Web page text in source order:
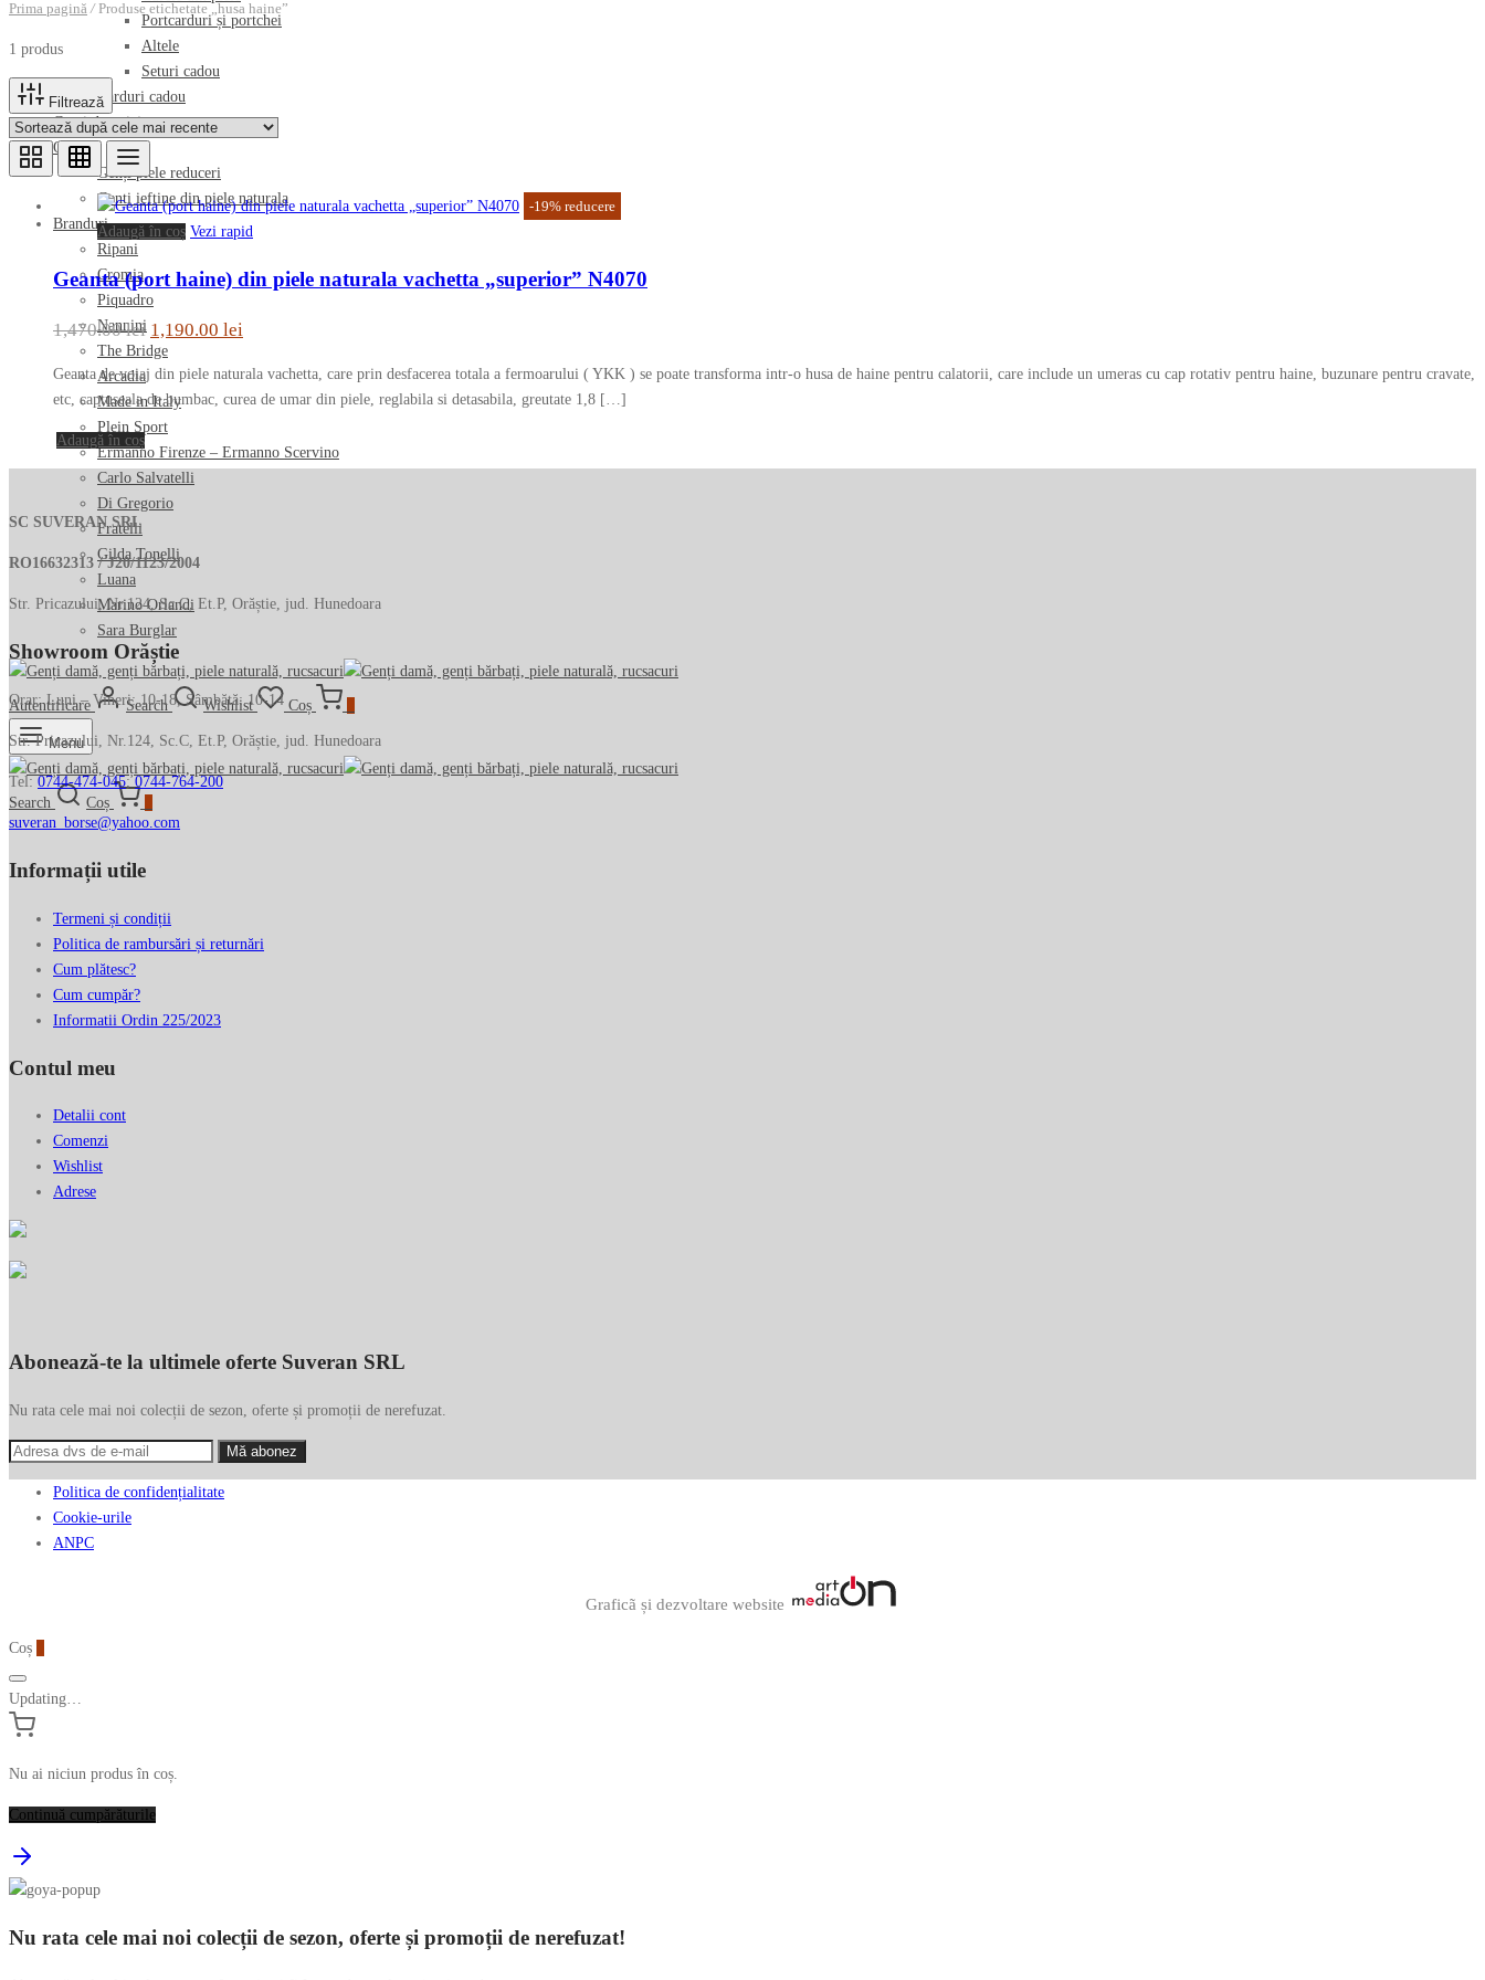
Portcarduri și portchei
Altele
Seturi cadou
Carduri cadou
Genti de voiaj
Outlet
Genți piele reduceri
Genti ieftine din piele naturala
Branduri
Ripani
Cromia
Piquadro
Nannini
The Bridge
Arcadia
Made in Italy
Plein Sport
Ermanno Firenze – Ermanno Scervino
Carlo Salvatelli
Di Gregorio
Fratelli
Gilda Tonelli
Luana
Marino Orlandi
Sara Burglar
Autentificare Search Wishlist Coș
Menu
Search Coș
Prima pagină /Produse etichetate „husa haine”
1 produs
Filtrează
-19% reducere
Adaugă în coș Vezi rapid
Geanta (port haine) din piele naturala vachetta „superior” N4070
1,470.00lei Prețul
inițial
a
fost:
1,470.00 lei.
1,190.00 lei
este:
Geanta de voiaj din piele naturala vachetta, care prin desfacerea totala a fermoarului ( YKK ) se poate transforma intr-o husa de haine pentru calatorii, care include un umeras cu cap rotativ pentru haine, buzunare pentru cravate,
etc, captuseala de bumbac, curea de umar din piele, reglabila si detasabila, greutate 1,8 […]
Adaugă în coș
SC SUVERAN SRL
RO16632313 / J20/1123/2004
Str. Pricazului, Nr.124, Sc.C, Et.P, Orăștie, jud. Hunedoara
Showroom Orăștie
Orar: Luni – Vineri: 10-18, Sâmbătă: 10-14
Str. Pricazului, Nr.124, Sc.C, Et.P, Orăștie, jud. Hunedoara
Tel: 0744-474-045;0744-764-200
suveran_borse@yahoo.com
Informații utile
Termeni și condiții
Politica de rambursări și returnări
Cum plătesc?
Cum cumpăr?
Informatii Ordin 225/2023
Contul meu
Detalii cont
Comenzi
Wishlist
Adrese
Abonează-te la ultimele oferte Suveran SRL
Nu rata cele mai noi colecții de sezon, oferte și promoții de nerefuzat.
Politica de confidențialitate
Cookie-urile
ANPC
Graficã și dezvoltare website
Coș
Updating…
Nu ai niciun produs în coș.
Continuă cumpărăturile
Nu rata cele mai noi colecții de sezon, oferte și promoții de nerefuzat!